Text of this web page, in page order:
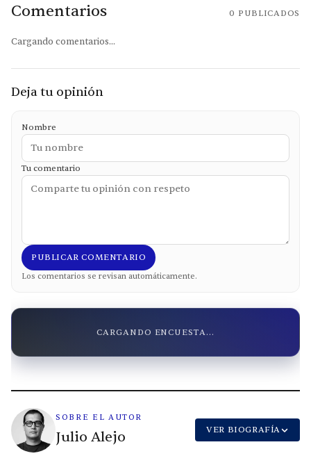
Comentarios 0 PUBLICADOS
Cargando comentarios...
Deja tu opinión
Nombre
Tu comentario
PUBLICAR COMENTARIO
Los comentarios se revisan automáticamente.
CARGANDO ENCUESTA...
SOBRE EL AUTOR
Julio Alejo VER BIOGRAFÍA